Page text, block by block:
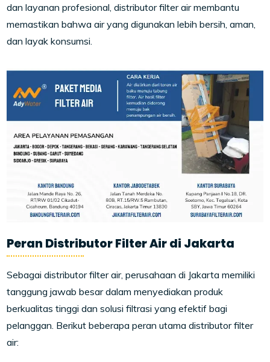
dan layanan profesional, distributor filter air membantu
memastikan bahwa air yang digunakan lebih bersih, aman,
dan layak konsumsi.
Peran Distributor Filter Air di Jakarta
Sebagai distributor filter air, perusahaan di Jakarta memiliki
tanggung jawab besar dalam menyediakan produk
berkualitas tinggi dan solusi filtrasi yang efektif bagi
pelanggan. Berikut beberapa peran utama distributor filter
air: